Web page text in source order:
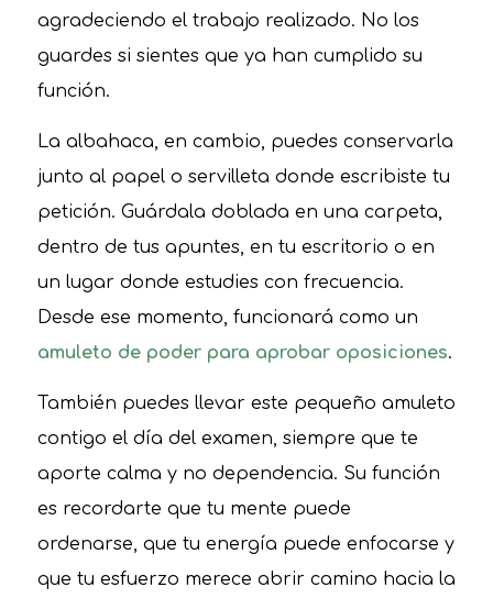
agradeciendo el trabajo realizado. No los
guardes si sientes que ya han cumplido su
función.
La albahaca, en cambio, puedes conservarla
junto al papel o servilleta donde escribiste tu
petición. Guárdala doblada en una carpeta,
dentro de tus apuntes, en tu escritorio o en
un lugar donde estudies con frecuencia.
Desde ese momento, funcionará como un
amuleto de poder para aprobar oposiciones.
También puedes llevar este pequeño amuleto
contigo el día del examen, siempre que te
aporte calma y no dependencia. Su función
es recordarte que tu mente puede
ordenarse, que tu energía puede enfocarse y
que tu esfuerzo merece abrir camino hacia la